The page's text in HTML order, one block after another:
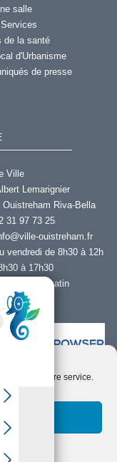
web et notre service.
salle
de la santé
d'Urbanisme
de presse
Ville
Lemarignier
Ouistreham Riva-Bella
31 97 73 25
ouistreham.fr
vendredi de 8h30 à 12h
à 17h30
le jeudi matin
Ability Browser
ce que Ability Browser ?